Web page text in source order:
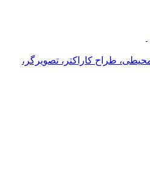
طراح کاراکتر، تصویرگر،